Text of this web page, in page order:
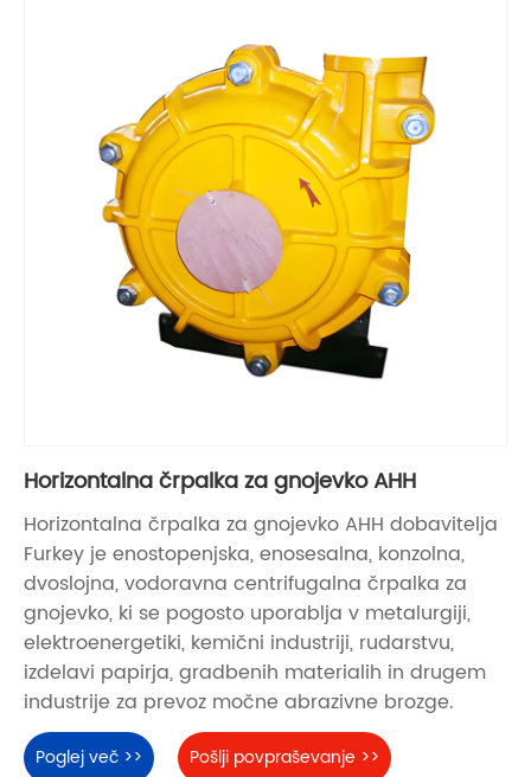
Horizontalna črpalka za gnojevko AHH
Horizontalna črpalka za gnojevko AHH dobavitelja
Furkey je enostopenjska, enosesalna, konzolna,
dvoslojna, vodoravna centrifugalna črpalka za
gnojevko, ki se pogosto uporablja v metalurgiji,
elektroenergetiki, kemični industriji, rudarstvu,
izdelavi papirja, gradbenih materialih in drugem
industrije za prevoz močne abrazivne brozge.
Poglej več >> Pošlji povpraševanje >>